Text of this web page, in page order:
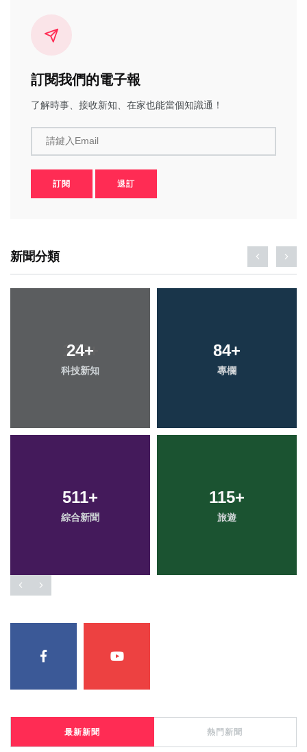
訂閱我們的電子報
了解時事、接收新知、在家也能當個知識通！
請鍵入Email
訂閱 退訂
新聞分類
24+
科技新知
84+
專欄
511+
綜合新聞
115+
旅遊
最新新聞 熱門新聞